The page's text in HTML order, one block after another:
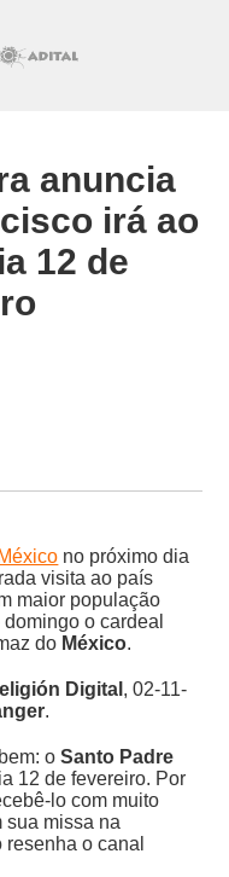
anuncia
irá ao
12 de
no próximo dia
visita ao país
maior população
o cardeal
do México.
Digital , 02-11-
.
oSanto Padre
12 de fevereiro. Por
lo com muito
sua missa na
o canal